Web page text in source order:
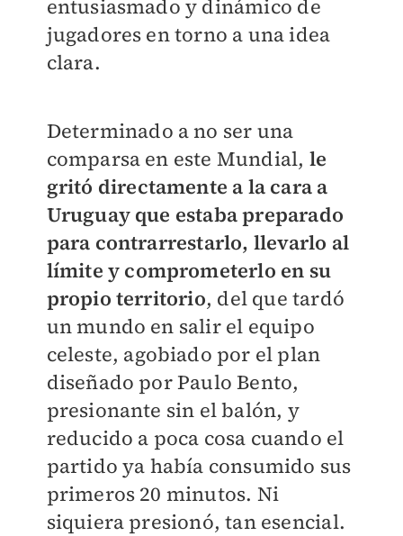
entusiasmado y dinámico de
jugadores en torno a una idea
clara.
Determinado a no ser una
comparsa en este Mundial, le
gritó directamente a la cara a
Uruguay que estaba preparado
para contrarrestarlo, llevarlo al
límite y comprometerlo en su
propio territorio, del que tardó
un mundo en salir el equipo
celeste, agobiado por el plan
diseñado por Paulo Bento,
presionante sin el balón, y
reducido a poca cosa cuando el
partido ya había consumido sus
primeros 20 minutos. Ni
siquiera presionó, tan esencial.